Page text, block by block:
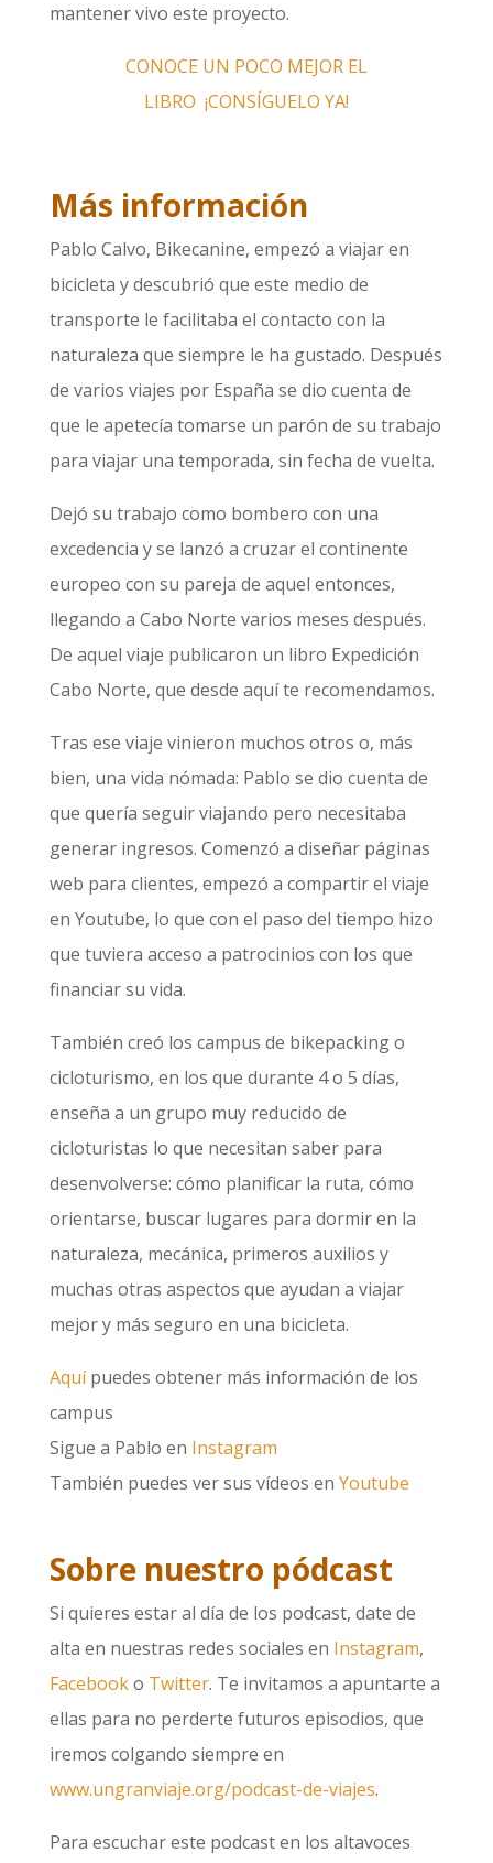
mantener vivo este proyecto.
CONOCE UN POCO MEJOR EL
LIBRO ¡CONSÍGUELO YA!
Más información
Pablo Calvo, Bikecanine, empezó a viajar en
bicicleta y descubrió que este medio de
transporte le facilitaba el contacto con la
naturaleza que siempre le ha gustado. Después
de varios viajes por España se dio cuenta de
que le apetecía tomarse un parón de su trabajo
para viajar una temporada, sin fecha de vuelta.
Dejó su trabajo como bombero con una
excedencia y se lanzó a cruzar el continente
europeo con su pareja de aquel entonces,
llegando a Cabo Norte varios meses después.
De aquel viaje publicaron un libro Expedición
Cabo Norte, que desde aquí te recomendamos.
Tras ese viaje vinieron muchos otros o, más
bien, una vida nómada: Pablo se dio cuenta de
que quería seguir viajando pero necesitaba
generar ingresos. Comenzó a diseñar páginas
web para clientes, empezó a compartir el viaje
en Youtube, lo que con el paso del tiempo hizo
que tuviera acceso a patrocinios con los que
financiar su vida.
También creó los campus de bikepacking o
cicloturismo, en los que durante 4 o 5 días,
enseña a un grupo muy reducido de
cicloturistas lo que necesitan saber para
desenvolverse: cómo planificar la ruta, cómo
orientarse, buscar lugares para dormir en la
naturaleza, mecánica, primeros auxilios y
muchas otras aspectos que ayudan a viajar
mejor y más seguro en una bicicleta.
Aquípuedes obtener más información de los
campus
Sigue a Pablo en Instagram
También puedes ver sus vídeos en Youtube
Sobre nuestro pódcast
Si quieres estar al día de los podcast, date de
alta en nuestras redes sociales en Instagram,
Facebooko Twitter. Te invitamos a apuntarte a
ellas para no perderte futuros episodios, que
iremos colgando siempre en
www.ungranviaje.org/podcast-de-viajes.
Para escuchar este podcast en los altavoces